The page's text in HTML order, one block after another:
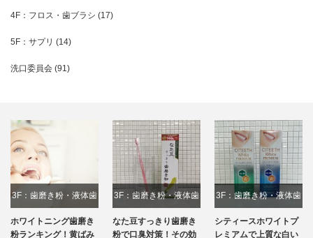
4F：フロス・歯ブラシ (17)
5F：サプリ (14)
洗口委員会 (91)
3F：歯磨き粉・液体歯
磨き
ホワイトニング歯磨き
粉ランキング！黄ばみ
3F：歯磨き粉・液体歯
磨き
なた豆すっきり歯磨き
粉で口臭対策！その効
3F：歯磨き粉・液体歯
磨き
シティースホワイトプ
レミアムで上質な白い